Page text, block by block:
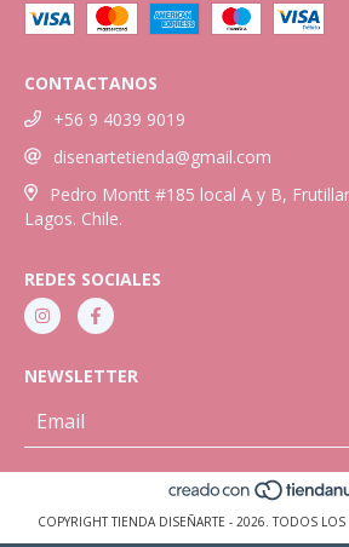
CONTACTANOS
+56 9 4039 9019
disenartetienda@gmail.com
Pedro Montt #185 local A y B,
Lagos. Chile.
REDES SOCIALES
NEWSLETTER
COPYRIGHT TIENDA DISEÑARTE - 2026. TODOS